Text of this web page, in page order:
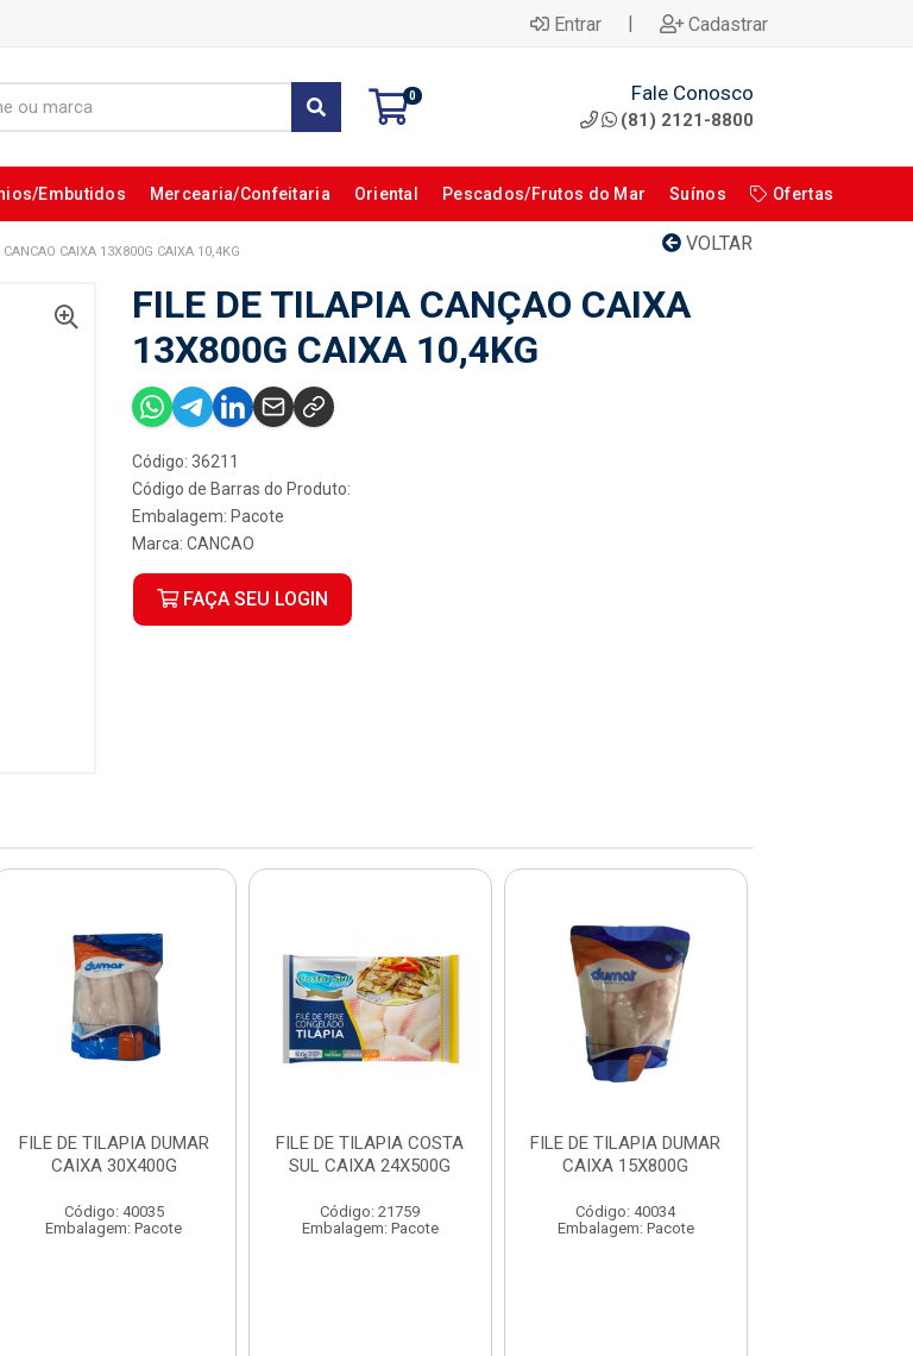
Entrar | Cadastrar
0 Fale Conosco
(81) 2121-8800
Embutidos Mercearia/Confeitaria Oriental Pescados/Frutos do Mar Suínos Ofertas
VOLTAR
CAIXA 13X800G CAIXA 10,4KG
FILE DE TILAPIA CANÇAO CAIXA
13X800G CAIXA 10,4KG
Código: 36211
Código de Barras do Produto:
Embalagem: Pacote
Marca: CANCAO
FAÇA SEU LOGIN
FILE DE TILAPIA DUMAR
CAIXA 30X400G
Código: 40035
Embalagem: Pacote
FILE DE TILAPIA COSTA
SUL CAIXA 24X500G
Código: 21759
Embalagem: Pacote
FILE DE TILAPIA DUMAR
CAIXA 15X800G
Código: 40034
Embalagem: Pacote